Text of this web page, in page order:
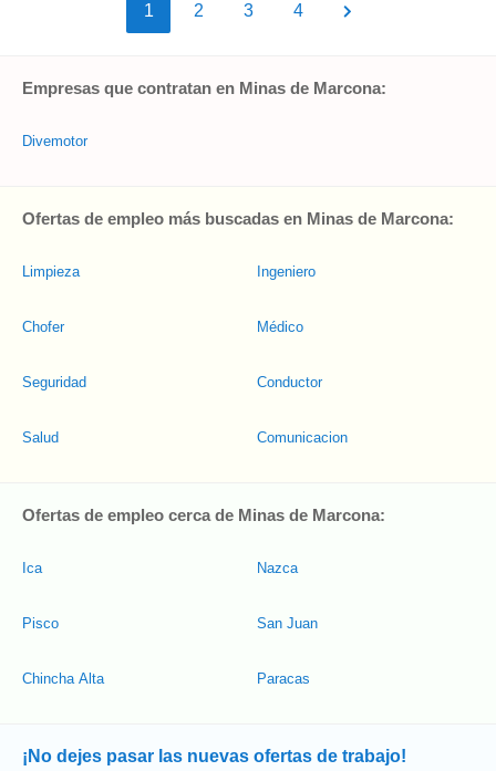
1 2 3 4
Empresas que contratan en Minas de Marcona:
Divemotor
Ofertas de empleo más buscadas en Minas de Marcona:
Limpieza
Chofer
Seguridad
Salud
Ingeniero
Médico
Conductor
Comunicacion
Ofertas de empleo cerca de Minas de Marcona:
Ica
Pisco
Chincha Alta
Nazca
San Juan
Paracas
¡No dejes pasar las nuevas ofertas de trabajo!